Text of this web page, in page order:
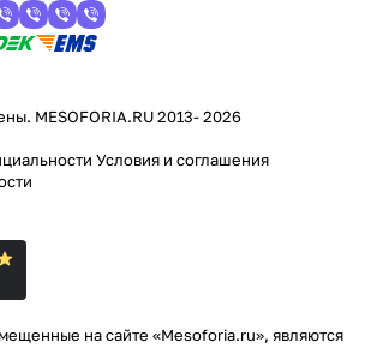
MESOFORIA.RU 2013- 2026
Условия и соглашения
на сайте «Mesoforia.ru», являются